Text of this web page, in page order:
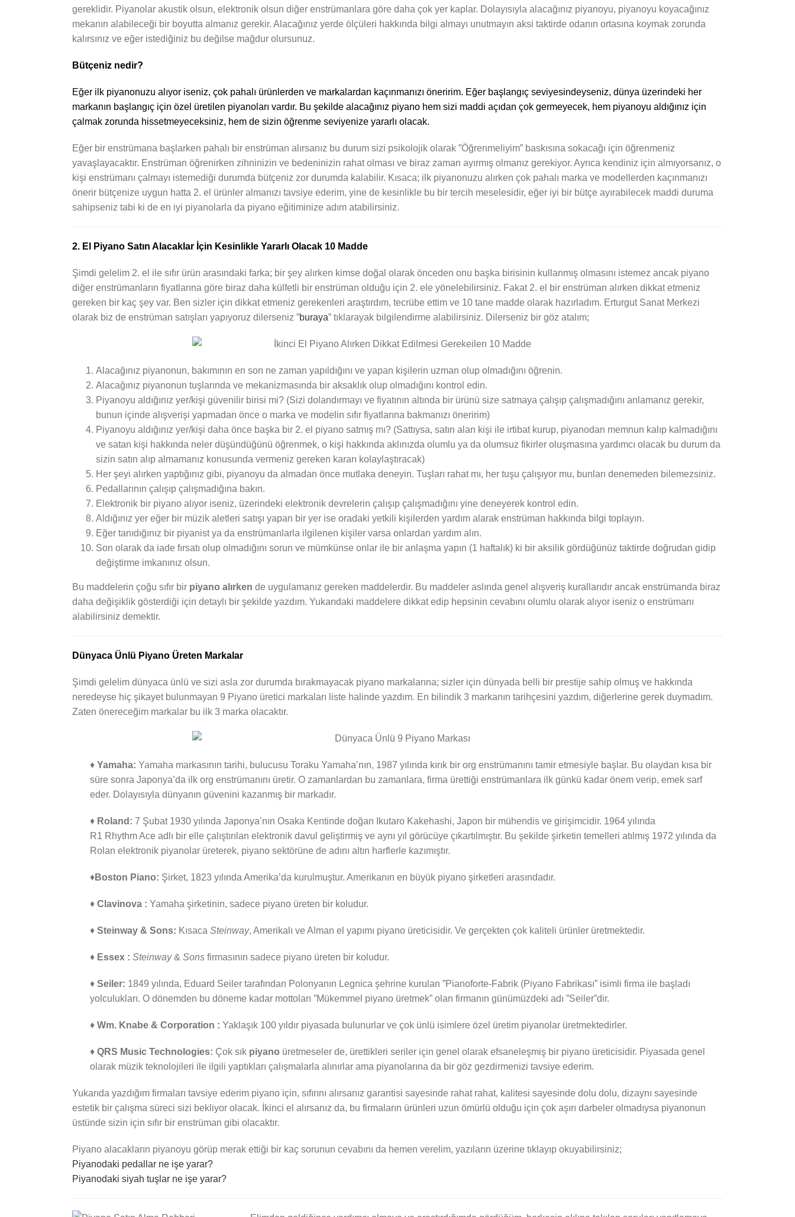
gereklidir. Piyanolar akustik olsun, elektronik olsun diğer enstrümanlara göre daha çok yer kaplar. Dolayısıyla alacağınız piyanoyu, piyanoyu koyacağınız
mekanın alabileceği bir boyutta almanız gerekir. Alacağınız yerde ölçüleri hakkında bilgi almayı unutmayın aksi taktirde odanın ortasına koymak zorunda
kalırsınız ve eğer istediğiniz bu değilse mağdur olursunuz.
Bütçeniz nedir?
Eğer ilk piyanonuzu alıyor iseniz, çok pahalı ürünlerden ve markalardan kaçınmanızı öneririm. Eğer başlangıç seviyesindeyseniz, dünya üzerindeki her
markanın başlangıç için özel üretilen piyanoları vardır. Bu şekilde alacağınız piyano hem sizi maddi açıdan çok germeyecek, hem piyanoyu aldığınız için
çalmak zorunda hissetmeyeceksiniz, hem de sizin öğrenme seviyenize yararlı olacak.
Eğer bir enstrümana başlarken pahalı bir enstrüman alırsanız bu durum sizi psikolojik olarak ”Öğrenmeliyim” baskısına sokacağı için öğrenmeniz
yavaşlayacaktır. Enstrüman öğrenirken zihninizin ve bedeninizin rahat olması ve biraz zaman ayırmış olmanız gerekiyor. Ayrıca kendiniz için almıyorsanız, o
kişi enstrümanı çalmayı istemediği durumda bütçeniz zor durumda kalabilir. Kısaca; ilk piyanonuzu alırken çok pahalı marka ve modellerden kaçınmanızı
önerir bütçenize uygun hatta 2. el ürünler almanızı tavsiye ederim, yine de kesinlikle bu bir tercih meselesidir, eğer iyi bir bütçe ayırabilecek maddi duruma
sahipseniz tabi ki de en iyi piyanolarla da piyano eğitiminize adım atabilirsiniz.
2. El Piyano Satın Alacaklar İçin Kesinlikle Yararlı Olacak 10 Madde
Şimdi gelelim 2. el ile sıfır ürün arasındaki farka; bir şey alırken kimse doğal olarak önceden onu başka birisinin kullanmış olmasını istemez ancak piyano
diğer enstrümanların fiyatlarına göre biraz daha külfetli bir enstrüman olduğu için 2. ele yönelebilirsiniz. Fakat 2. el bir enstrüman alırken dikkat etmeniz
gereken bir kaç şey var. Ben sizler için dikkat etmeniz gerekenleri araştırdım, tecrübe ettim ve 10 tane madde olarak hazırladım. Erturgut Sanat Merkezi
olarak biz de enstrüman satışları yapıyoruz dilerseniz ”buraya” tıklarayak bilgilendirme alabilirsiniz. Dilerseniz bir göz atalım;
Alacağınız piyanonun, bakımının en son ne zaman yapıldığını ve yapan kişilerin uzman olup olmadığını öğrenin.
Alacağınız piyanonun tuşlarında ve mekanizmasında bir aksaklık olup olmadığını kontrol edin.
Piyanoyu aldığınız yer/kişi güvenilir birisi mi? (Sizi dolandırmayı ve fiyatının altında bir ürünü size satmaya çalışıp çalışmadığını anlamanız gerekir,
bunun içinde alışverişi yapmadan önce o marka ve modelin sıfır fiyatlarına bakmanızı öneririm)
Piyanoyu aldığınız yer/kişi daha önce başka bir 2. el piyano satmış mı? (Sattıysa, satın alan kişi ile irtibat kurup, piyanodan memnun kalıp kalmadığını
ve satan kişi hakkında neler düşündüğünü öğrenmek, o kişi hakkında aklınızda olumlu ya da olumsuz fikirler oluşmasına yardımcı olacak bu durum da
sizin satın alıp almamanız konusunda vermeniz gereken kararı kolaylaştıracak)
Her şeyi alırken yaptığınız gibi, piyanoyu da almadan önce mutlaka deneyin. Tuşları rahat mı, her tuşu çalışıyor mu, bunları denemeden bilemezsiniz.
Pedallarının çalışıp çalışmadığına bakın.
Elektronik bir piyano alıyor iseniz, üzerindeki elektronik devrelerin çalışıp çalışmadığını yine deneyerek kontrol edin.
Aldığınız yer eğer bir müzik aletleri satışı yapan bir yer ise oradaki yetkili kişilerden yardım alarak enstrüman hakkında bilgi toplayın.
Eğer tanıdığınız bir piyanist ya da enstrümanlarla ilgilenen kişiler varsa onlardan yardım alın.
Son olarak da iade fırsatı olup olmadığını sorun ve mümkünse onlar ile bir anlaşma yapın (1 haftalık) ki bir aksilik gördüğünüz taktirde doğrudan gidip
değiştirme imkanınız olsun.
Bu maddelerin çoğu sıfır bir piyano alırken de uygulamanız gereken maddelerdir. Bu maddeler aslında genel alışveriş kurallarıdır ancak enstrümanda biraz
daha değişiklik gösterdiği için detaylı bir şekilde yazdım. Yukarıdaki maddelere dikkat edip hepsinin cevabını olumlu olarak alıyor iseniz o enstrümanı
alabilirsiniz demektir.
Dünyaca Ünlü Piyano Üreten Markalar
Şimdi gelelim dünyaca ünlü ve sizi asla zor durumda bırakmayacak piyano markalarına; sizler için dünyada belli bir prestije sahip olmuş ve hakkında
neredeyse hiç şikayet bulunmayan 9 Piyano üretici markaları liste halinde yazdım. En bilindik 3 markanın tarihçesini yazdım, diğerlerine gerek duymadım.
Zaten önereceğim markalar bu ilk 3 marka olacaktır.
♦ Yamaha: Yamaha markasının tarihi, bulucusu Toraku Yamaha’nın, 1987 yılında kırık bir org enstrümanını tamir etmesiyle başlar. Bu olaydan kısa bir
süre sonra Japonya’da ilk org enstrümanını üretir. O zamanlardan bu zamanlara, firma ürettiği enstrümanlara ilk günkü kadar önem verip, emek sarf
eder. Dolayısıyla dünyanın güvenini kazanmış bir markadır.
♦ Roland: 7 Şubat 1930 yılında Japonya’nın Osaka Kentinde doğan Ikutaro Kakehashi, Japon bir mühendis ve girişimcidir. 1964 yılında
R1 Rhythm Ace adlı bir elle çalıştırılan elektronik davul geliştirmiş ve aynı yıl görücüye çıkartılmıştır. Bu şekilde şirketin temelleri atılmış 1972 yılında da
Rolan elektronik piyanolar üreterek, piyano sektörüne de adını altın harflerle kazımıştır.
♦Boston Piano: Şirket, 1823 yılında Amerika’da kurulmuştur. Amerikanın en büyük piyano şirketleri arasındadır.
♦ Clavinova : Yamaha şirketinin, sadece piyano üreten bir koludur.
♦ Steinway & Sons: Kısaca Steinway, Amerikalı ve Alman el yapımı piyano üreticisidir. Ve gerçekten çok kaliteli ürünler üretmektedir.
♦ Essex : Steinway& Sons firmasının sadece piyano üreten bir koludur.
♦ Seiler: 1849 yılında, Eduard Seiler tarafından Polonyanın Legnica şehrine kurulan ”Pianoforte-Fabrik (Piyano Fabrikası” isimli firma ile başladı
yolculukları. O dönemden bu döneme kadar mottoları ”Mükemmel piyano üretmek” olan firmanın günümüzdeki adı ”Seiler”dir.
♦ Wm. Knabe & Corporation : Yaklaşık 100 yıldır piyasada bulunurlar ve çok ünlü isimlere özel üretim piyanolar üretmektedirler.
♦ QRS Music Technologies: Çok sık piyano üretmeseler de, ürettikleri seriler için genel olarak efsaneleşmiş bir piyano üreticisidir. Piyasada genel
olarak müzik teknolojileri ile ilgili yaptıkları çalışmalarla alınırlar ama piyanolarına da bir göz gezdirmenizi tavsiye ederim.
Yukarıda yazdığım firmaları tavsiye ederim piyano için, sıfırını alırsanız garantisi sayesinde rahat rahat, kalitesi sayesinde dolu dolu, dizaynı sayesinde
estetik bir çalışma süreci sizi bekliyor olacak. İkinci el alırsanız da, bu firmaların ürünleri uzun ömürlü olduğu için çok aşırı darbeler olmadıysa piyanonun
üstünde sizin için sıfır bir enstrüman gibi olacaktır.
Piyano alacakların piyanoyu görüp merak ettiği bir kaç sorunun cevabını da hemen verelim, yazıların üzerine tıklayıp okuyabilirsiniz;
Piyanodaki pedallar ne işe yarar?
Piyanodaki siyah tuşlar ne işe yarar?